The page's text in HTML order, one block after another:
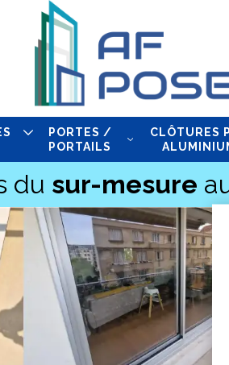
PORTES /
PORTAILS
CLÔTURES
du sur-mesure